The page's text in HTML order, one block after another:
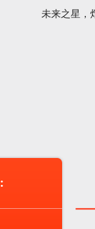
未来之星，